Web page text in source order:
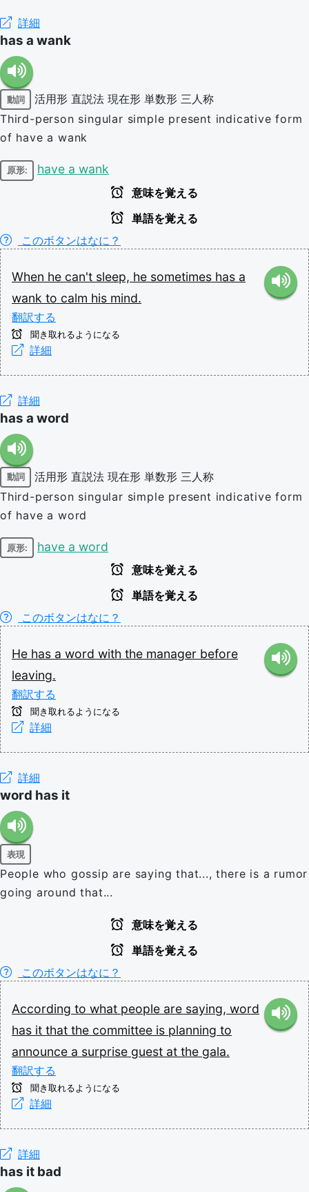
詳細
has a wank
動詞 活用形 直説法 現在形 単数形 三人称
Third-person singular simple present indicative form
of have a wank
原形: have a wank
意味を覚える
単語を覚える
このボタンはなに？
When he can't sleep, he sometimes has a
wank to calm his mind.
翻訳する
聞き取れるようになる
詳細
詳細
has a word
動詞 活用形 直説法 現在形 単数形 三人称
Third-person singular simple present indicative form
of have a word
原形: have a word
意味を覚える
単語を覚える
このボタンはなに？
He has a word with the manager before
leaving.
翻訳する
聞き取れるようになる
詳細
詳細
word has it
表現
People who gossip are saying that..., there is a rumor
going around that...
意味を覚える
単語を覚える
このボタンはなに？
According to what people are saying, word
has it that the committee is planning to
announce a surprise guest at the gala.
翻訳する
聞き取れるようになる
詳細
詳細
has it bad